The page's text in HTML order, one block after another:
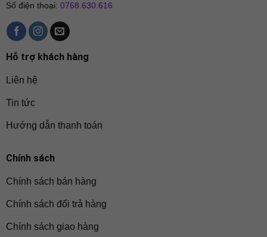
Số điện thoại: 0768.630.616
Hỗ trợ khách hàng
Liên hệ
Tin tức
Hướng dẫn thanh toán
Chính sách
Chính sách bán hàng
Chính sách đổi trả hàng
Chính sách giao hàng